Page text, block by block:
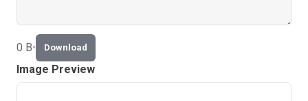
0 B• Download
Image Preview